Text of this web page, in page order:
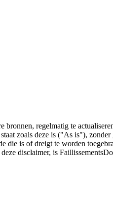
regelmatig te
zoals deze is ("As is"),
die is of dreigt te worden
disclaimer, is